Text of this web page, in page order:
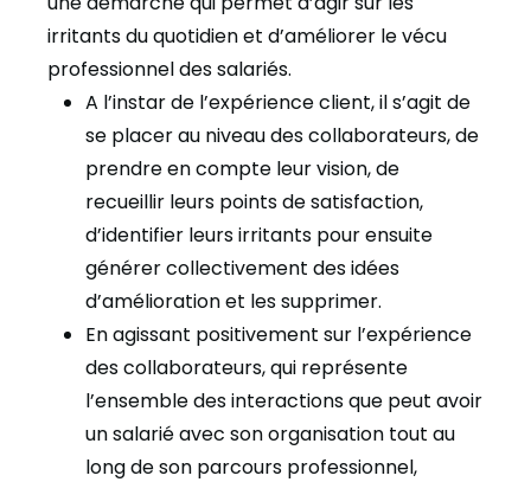
irritants du quotidien et d’améliorer le vécu
professionnel des salariés.
A l’instar de l’expérience client, il s’agit de
se placer au niveau des collaborateurs, de
prendre en compte leur vision, de
recueillir leurs points de satisfaction,
d’identifier leurs irritants pour ensuite
générer collectivement des idées
d’amélioration et les supprimer.
En agissant positivement sur l’expérience
des collaborateurs, qui représente
l’ensemble des interactions que peut avoir
un salarié avec son organisation tout au
long de son parcours professionnel,